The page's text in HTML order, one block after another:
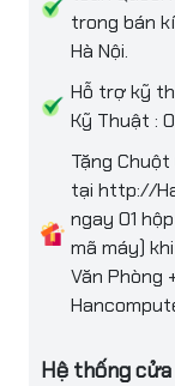
trong bán
Hà Nội.
Hỗ trợ kỹ
Kỹ Thuật :
Tặng
tại http://
ngay 01
mã máy)
Văn Phòng
Hệ thống